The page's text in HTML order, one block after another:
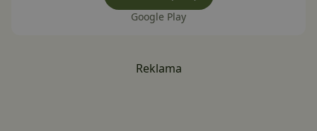
Google Play
Reklama